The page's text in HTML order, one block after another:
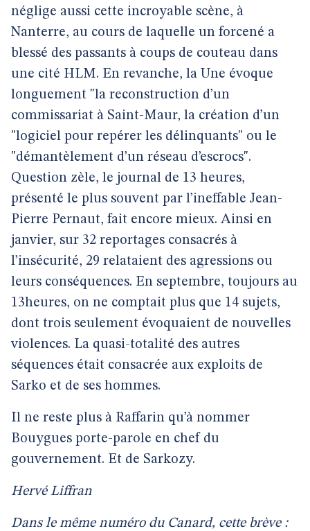
néglige aussi cette incroyable scène, à
Nanterre, au cours de laquelle un forcené a
blessé des passants à coups de couteau dans
une cité HLM. En revanche, la Une évoque
longuement "la reconstruction d’un
commissariat à Saint-Maur, la création d’un
"logiciel pour repérer les délinquants" ou le
"démantèlement d’un réseau d’escrocs".
Question zèle, le journal de 13 heures,
présenté le plus souvent par l’ineffable Jean-
Pierre Pernaut, fait encore mieux. Ainsi en
janvier, sur 32 reportages consacrés à
l’insécurité, 29 relataient des agressions ou
leurs conséquences. En septembre, toujours au
13heures, on ne comptait plus que 14 sujets,
dont trois seulement évoquaient de nouvelles
violences. La quasi-totalité des autres
séquences était consacrée aux exploits de
Sarko et de ses hommes.
Il ne reste plus à Raffarin qu’à nommer
Bouygues porte-parole en chef du
gouvernement. Et de Sarkozy.
Hervé Liffran
Dans le même numéro du Canard, cette brève :